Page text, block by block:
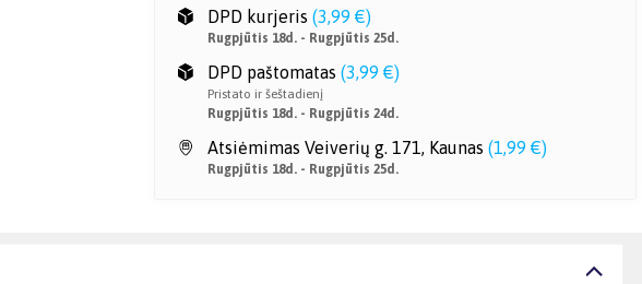
DPD kurjeris (3,99 €)
Rugpjūtis 18d. - Rugpjūtis 25d.
DPD paštomatas (3,99 €)
Pristato ir šeštadienį
Rugpjūtis 18d. - Rugpjūtis 24d.
Atsiėmimas Veiverių g. 171, Kaunas (1,99 €)
Rugpjūtis 18d. - Rugpjūtis 25d.